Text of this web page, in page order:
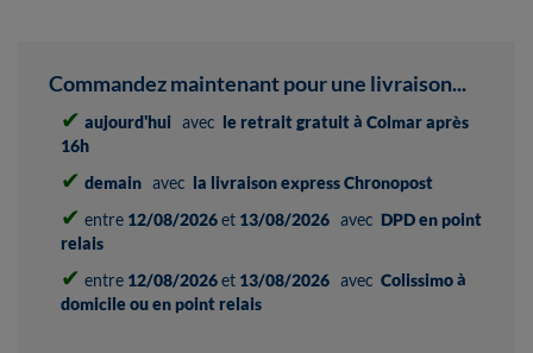
Commandez maintenant pour une livraison...
✔ aujourd'hui avec le retrait gratuit à Colmar après
16h
✔ demain avec la livraison express Chronopost
✔ entre 12/08/2026et 13/08/2026 avec DPD en point
relais
✔ entre 12/08/2026et 13/08/2026 avec Colissimo à
domicile ou en point relais